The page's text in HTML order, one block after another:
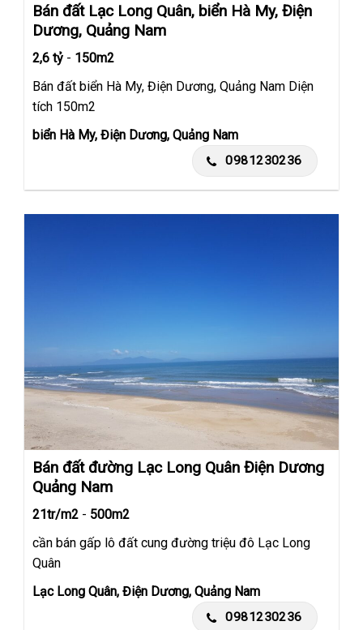
Bán đất Lạc Long Quân, biển Hà My, Điện
Dương, Quảng Nam
2,6 tỷ - 150m2
Bán đất biển Hà My, Điện Dương, Quảng Nam Diện
tích 150m2
biển Hà My, Điện Dương, Quảng Nam
0981230236
Bán đất đường Lạc Long Quân Điện Dương
Quảng Nam
21tr/m2 - 500m2
cần bán gấp lô đất cung đường triệu đô Lạc Long
Quân
Lạc Long Quân, Điện Dương, Quảng Nam
0981230236